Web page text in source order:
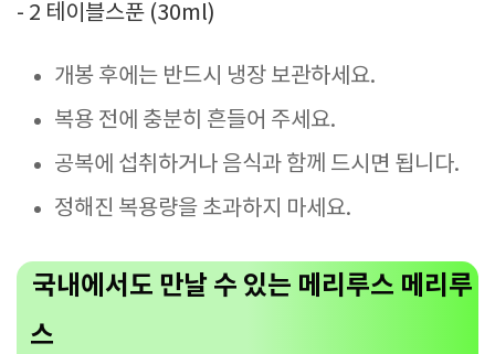
- 2 테이블스푼 (30ml)
개봉 후에는 반드시 냉장 보관하세요.
복용 전에 충분히 흔들어 주세요.
공복에 섭취하거나 음식과 함께 드시면 됩니다.
정해진 복용량을 초과하지 마세요.
국내에서도 만날 수 있는 메리루스 메리루
스